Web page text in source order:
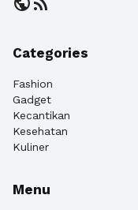
Categories
Fashion
Gadget
Kecantikan
Kesehatan
Kuliner
Menu